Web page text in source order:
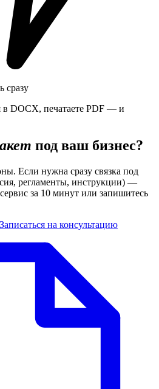
сразу
в DOCX, печатаете PDF — и
под ваш бизнес?
Если нужна сразу связка под
регламенты, инструкции) —
за 10 минут или запишитесь
Записаться на консультацию